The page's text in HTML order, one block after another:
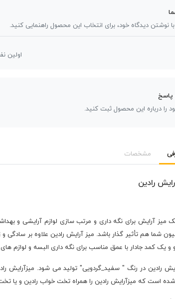
با نوشتن دیدگاه خود، برای انتخاب این محصول راهنمایی کنید.
اولین
را درباره این محصول ثبت کنید.
مشخصات
رادین
میز آرایش برای نگه داری و مرتب سازی لوازم‌ آرایشی و
شما هم تأثیر گذار باشد. میز آرایش رادین علاوه بر
و یک کمد جادار با عمق مناسب برای نگه داری البسه و لوازم
رادین در رنگ " سفید_گردویی" تولید می شود. میزآرایش
است که میزآرایش رادین را همراه تخت خواب رادین و یا